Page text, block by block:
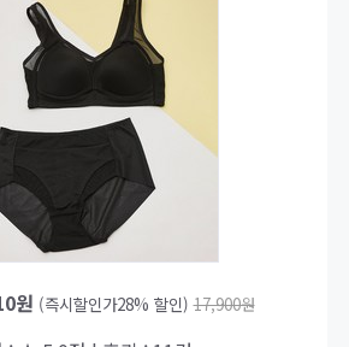
원 (즉시할인가28% 할인) 17,900원